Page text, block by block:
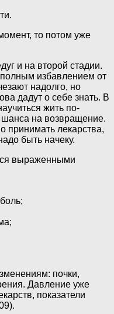
то потом уже
и на второй стадии.
избавлением от
надолго, но
дадут о себе знать. В
жить по-
шанса на возвращение.
принимать лекарства,
быть начеку.
выраженными
почки,
Давление уже
показатели